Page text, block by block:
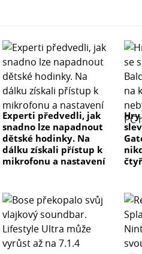
Experti předvedli, jak
snadno lze napadnout
dětské hodinky. Na
dálku získali přístup k
mikrofonu a nastavení